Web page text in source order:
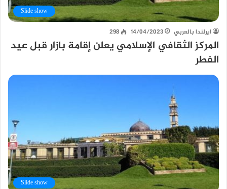
Slide show
ايرلندا بالعربي 14/04/2023
298
المركز الثقافي الإسلامي يعلن إقامة بازار قبل عيد
الفطر
Slide show